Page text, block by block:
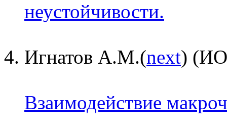
неустойчивости.
Игнатов А.М.(next)
Взаимодействие